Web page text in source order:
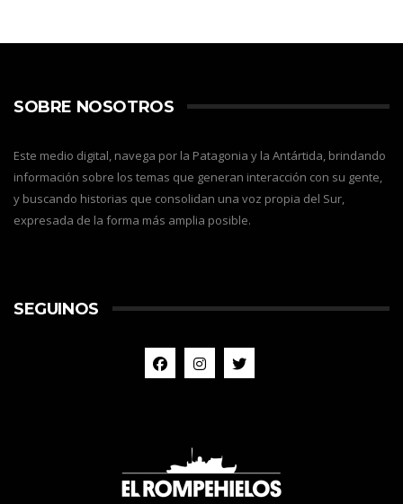
SOBRE NOSOTROS
Este medio digital, navega por la Patagonia y la Antártida, brindando
información sobre los temas que generan interacción con su gente,
y buscando historias que consolidan una voz propia del Sur,
expresada de la forma más amplia posible.
SEGUINOS